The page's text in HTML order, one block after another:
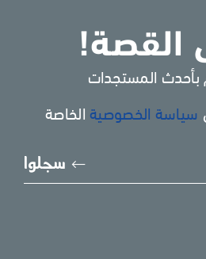
القصة!
بأحدث المستجدات
سياسة الخصوصية الخاصة
سجلوا